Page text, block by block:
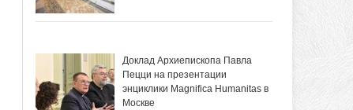
Доклад Архиепископа Павла
Пецци на презентации
энциклики Magnifica Нumanitas в
Москве